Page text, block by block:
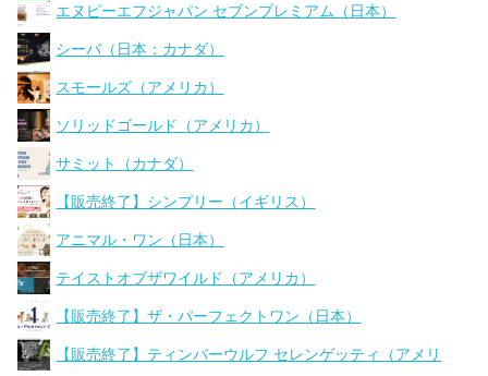
エヌピーエフジャパン セブンプレミアム（日本）
シーバ（日本：カナダ）
スモールズ（アメリカ）
ソリッドゴールド（アメリカ）
サミット（カナダ）
【販売終了】シンプリー（イギリス）
アニマル・ワン（日本）
テイストオブザワイルド（アメリカ）
【販売終了】ザ・パーフェクトワン（日本）
【販売終了】ティンバーウルフ セレンゲッティ（アメリ